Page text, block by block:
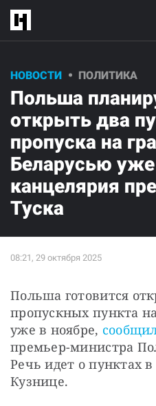
НОВОСТИ ПОЛИТИКА
Польша
открыть два
пропуска на
Беларусью
канцелярия
Туска
Польша готовится
пропускных пункта
уже в ноябре,
премьер-министра
Речь идет о пунктах
Кузнице.